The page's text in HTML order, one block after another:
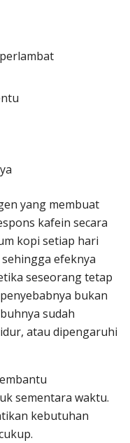
yang membuat
kafein secara
kopi setiap hari
efeknya
seseorang tetap
bukan
sudah
atau dipengaruhi
sementara waktu.
kebutuhan